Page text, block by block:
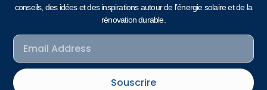
conseils, des idées et des inspirations autour de l’énergie solaire et de la
rénovation durable.
Souscrire